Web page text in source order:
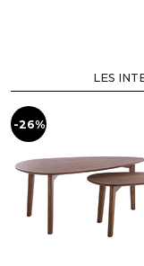
LES
-26%